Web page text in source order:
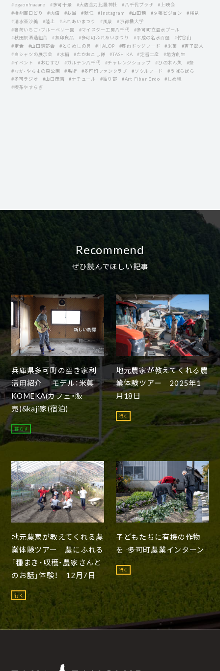
#egaon!naaare
#多可十景 #大歳金刀比羅神社 #八千代プラザ
#上映会
#播州百日どり
#肉倍 #お当 #就任 #Instagram #山田穂 #夕張ビジョン
#検見
#清水亜沙美
#陸上 #ふれあいまつり #風景
#京都橘大学
#箸荷いちご・ブルーベリー園
#マイスター工房八千代
#多可町立温水プール
#秋田県酒造組合
#無印良品 #多可町ふれあいまつり #平成の名水百選
#竹谷山
#定食
#山田錦部会 #とりめしの具 #HALOP #鹿肉ドッグフード #米菓
#吉子彰人
#白シャツの展示会
#水稲 #たかおこし隊 #TASHIKA #定番土産
#地方創生
#イベント
#おむすび #ガルテン八千代 #チャレンジショップ #ひの木ん魚
#祭
#なか・やちよの森公園
#馬術 #多可町ファンクラブ #ソウルフード
#うばらばら
#多可ラジオ
#山口茂吉 #ナチュール #語り部 #Art Fiber Endo
#しめ縄
#喫茶やすらぎ
Recommend
ぜひ読んでほしい記事
兵庫県多可町の空き家利
活用紹介 モデル：米菓
KOMEKA(カフェ・販
売)&kaji家(宿泊)
暮らす
地元農家が教えてくれる農
業体験ツアー 2025年1
月18日
行く
地元農家が教えてくれる農
業体験ツアー 農にふれる
「種まき・収穫・農家さんと
のお話」体験！ 12月7日
行く
子どもたちに有機の作物
を ―― 多可町農業インターン
行く